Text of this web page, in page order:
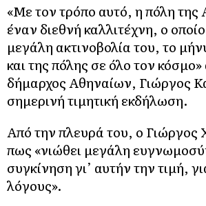
«Με τον τρόπο αυτό, η πόλη της
έναν διεθνή καλλιτέχνη, ο
μεγάλη ακτινοβολία του, το
και της πόλης σε όλο τον
δήμαρχος Αθηναίων, Γιώργος
σημερινή τιμητική εκδήλωση.
Από την πλευρά του, ο
πως «νιώθει μεγάλη
συγκίνηση γι’ αυτήν την τιμή,
λόγους».